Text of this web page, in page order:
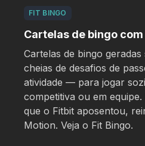
FIT BINGO
Cartelas de bingo
Cartelas de bingo geradas
cheias de desafios de
atividade — para jogar
competitiva ou em
que o Fitbit aposentou,
Motion. Veja o Fit Bingo.